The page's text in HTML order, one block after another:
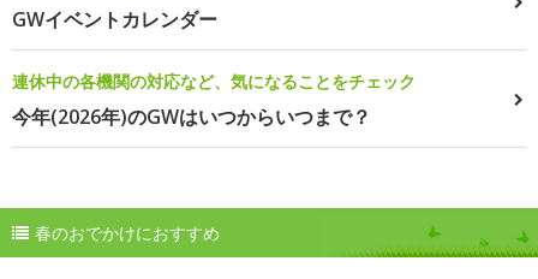
GWイベントカレンダー
連休中の各機関の対応など、気になることをチェック
今年(2026年)のGWはいつからいつまで？
春のおでかけにおすすめ